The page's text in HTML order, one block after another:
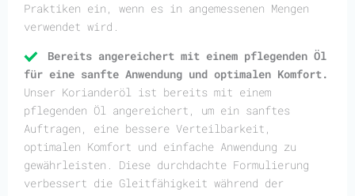
Praktiken ein, wenn es in angemessenen Mengen
verwendet wird.
Bereits angereichert mit einem pflegenden Öl
für eine sanfte Anwendung und optimalen Komfort.
Unser Korianderöl ist bereits mit einem
pflegenden Öl angereichert, um ein sanftes
Auftragen, eine bessere Verteilbarkeit,
optimalen Komfort und einfache Anwendung zu
gewährleisten. Diese durchdachte Formulierung
verbessert die Gleitfähigkeit während der